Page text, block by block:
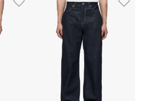
Aggiungi alla Lista dei